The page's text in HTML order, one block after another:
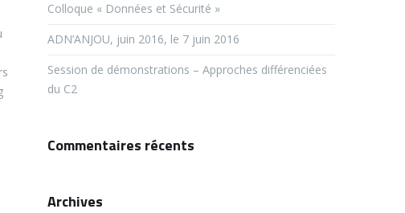
Colloque « Données et Sécurité »
ADN’ANJOU, juin 2016, le 7 juin 2016
Session de démonstrations – Approches différenciées
du C2
Commentaires récents
Archives